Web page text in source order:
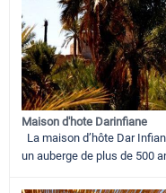
Maison d'hote Darinfiane
La maison d’hôte Dar
un auberge de plus de 500